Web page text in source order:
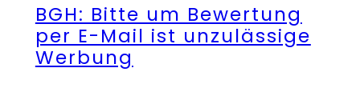
BGH: Bitte um Bewertung
per E-Mail ist unzulässige
Werbung